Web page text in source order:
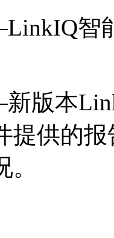
智
版本
提供的